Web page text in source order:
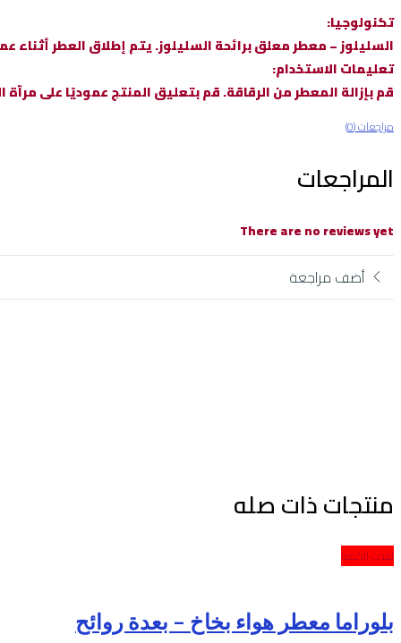
تكنولوجيا:
السليلوز – معطر معلق برائحة السليلوز. يتم إطلاق العطر أثناء
تعليمات الاستخدام:
قم بإزالة المعطر من الرقاقة. قم بتعليق المنتج عموديًا على
مراجعات (0)
المراجعات
There are no reviews yet
أضف مراجعة
منتجات ذات صله
نفذت الكمية
بلوراما معطر هواء بخاخ – بعدة روائح